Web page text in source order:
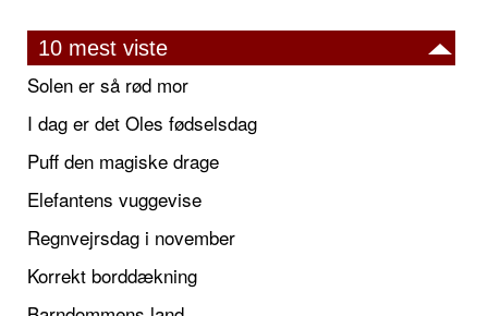
10 mest viste
Solen er så rød mor
I dag er det Oles fødselsdag
Puff den magiske drage
Elefantens vuggevise
Regnvejrsdag i november
Korrekt borddækning